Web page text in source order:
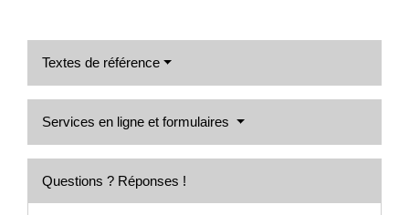
Textes de référence
Services en ligne et formulaires
Questions ? Réponses !